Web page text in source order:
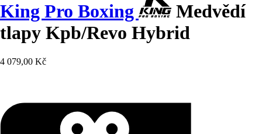
King Pro Boxing
Medvědí
tlapy Kpb/Revo Hybrid
4 079,00 Kč